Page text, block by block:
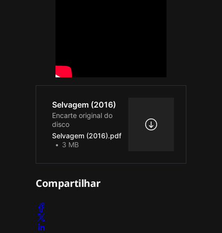
Selvagem (2016)
Encarte original do
disco
Selvagem (2016).pdf
3 MB
Compartilhar